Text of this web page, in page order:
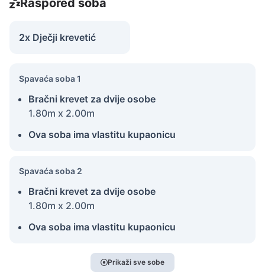
2x Dječji krevetić
Spavaća soba 1
Bračni krevet za dvije osobe
1.80m x 2.00m
Ova soba ima vlastitu kupaonicu
Spavaća soba 2
Bračni krevet za dvije osobe
1.80m x 2.00m
Ova soba ima vlastitu kupaonicu
Prikaži sve sobe